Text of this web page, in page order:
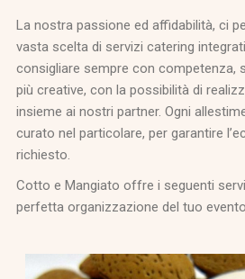
La nostra passione ed affidabilità, ci
vasta scelta di servizi catering
consigliare sempre con competenza,
più creative, con la possibilità di
insieme ai nostri partner. Ogni
curato nel particolare, per garantire
richiesto.
Cotto e Mangiato offre i seguenti
perfetta organizzazione del tuo